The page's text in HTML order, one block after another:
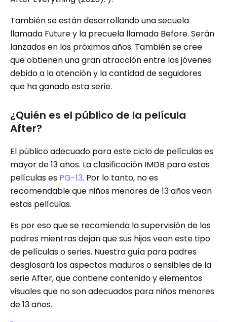
También se están desarrollando una secuela
llamada Future y la precuela llamada Before. Serán
lanzados en los próximos años. También se cree
que obtienen una gran atracción entre los jóvenes
debido a la atención y la cantidad de seguidores
que ha ganado esta serie.
¿Quién es el público de la película
After?
El público adecuado para este ciclo de películas es
mayor de 13 años. La clasificación IMDB para estas
películas es PG-13. Por lo tanto, no es
recomendable que niños menores de 13 años vean
estas películas.
Es por eso que se recomienda la supervisión de los
padres mientras dejan que sus hijos vean este tipo
de películas o series. Nuestra guía para padres
desglosará los aspectos maduros o sensibles de la
serie After, que contiene contenido y elementos
visuales que no son adecuados para niños menores
de 13 años.